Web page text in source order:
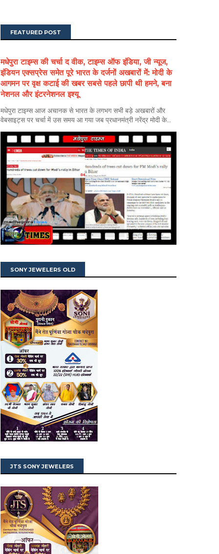
FEATURED POST
मधेपुरा टाइम्स की चर्चा द वीक, टाइम्स ऑफ इंडिया, जी न्यूज,
इंडियन एक्सप्रेस समेत पूरे भारत के दर्जनों अखबारों में: मोदी के
आगमन पर वृक्ष कटाई की खबर सबसे पहले छापी थी हमने, बना
नेशनल और इंटरनेशनल इश्यू
मधेपुरा टाइम्स आज अचानक से भारत के लगभग सभी बड़े अखबारों और
वेबसाइट्स पर चर्चा में उस समय आ गया जब प्रधानमंत्री नरेंद्र मोदी के...
SONY JEWELERS OLD
JTS SONY JEWELERS